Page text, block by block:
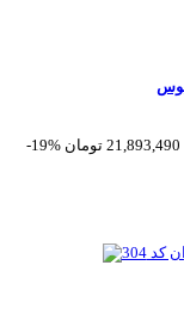
-19%
21,893,490 تومان